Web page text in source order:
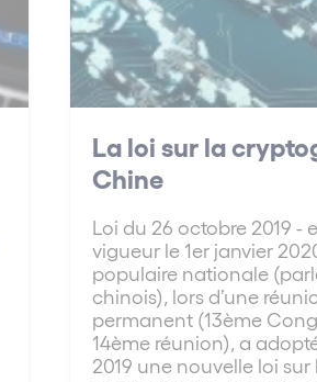
La loi sur la
Chine
Loi du 26 octobre 2019 -
vigueur le 1er janvier
populaire nationale
chinois), lors d’une
permanent (13ème
14ème réunion), a
2019 une nouvelle loi sur